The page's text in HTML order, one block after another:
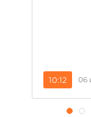
10:12 06